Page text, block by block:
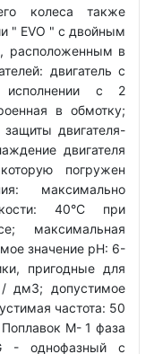
колеса также
" EVO " с двойным
расположенным в
двигатель с
исполнении с 2
в обмотку;
двигателя-
двигателя
погружен
максимально
40°C при
максимальная
значение рН: 6-
пригодные для
/ дм3; допустимое
частота: 50
Поплавок М- 1 фаза
однофазный с